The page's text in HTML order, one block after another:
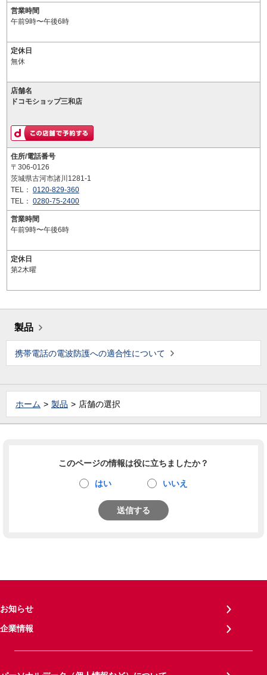
営業時間
午前9時〜午後6時
定休日
無休
店舗名
ドコモショップ三和店
住所/電話番号
〒306-0126
茨城県古河市諸川1281-1
TEL： 0120-829-360
TEL： 0280-75-2400
営業時間
午前9時〜午後6時
定休日
第2木曜
製品
携帯電話の電波防護への適合性について
ホーム 製品 店舗の選択
このページの情報は役に立ちましたか？
はい いいえ
送信する
お知らせ
企業情報